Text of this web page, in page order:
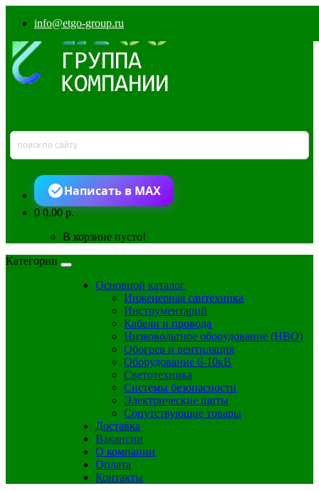
info@etgo-group.ru
Написать в MAX
00.00 р.
В корзине пусто!
Категории
Основной каталог
Инженерная сантехника
Инструментарий
Кабели и провода
Низковольтное оборудование (НВО)
Обогрев и вентиляция
Оборудование 6-10кВ
Светотехника
Системы безопасности
Электрические щиты
Сопутствующие товары
Доставка
Вакансии
О компании
Оплата
Контакты